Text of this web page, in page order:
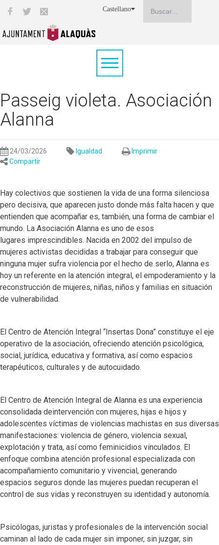
Castellano
Passeig violeta. Asociación
Alanna
24/03/2026 Igualdad
Imprimir
Compartir
Hay colectivos que sostienen la vida de una forma silenciosa
pero decisiva, que aparecen justo donde más falta hacen y que
entienden que acompañar es, también, una forma de cambiar el
mundo. La Asociación Alanna es uno de esos
lugares imprescindibles. Nacida en 2002 del impulso de
mujeres activistas decididas a trabajar para conseguir que
ninguna mujer sufra violencia por el hecho de serlo, Alanna es
hoy un referente en la atención integral, el empoderamiento y la
reconstrucción de mujeres, niñas, niños y familias en situación
de vulnerabilidad.
El Centro de Atención Integral “Insertas Dona” constituye el eje
operativo de la asociación, ofreciendo atención psicológica,
social, jurídica, educativa y formativa, así como espacios
terapéuticos, culturales y de autocuidado.
El Centro de Atención Integral de Alanna es una experiencia
consolidada deintervención con mujeres, hijas e hijos y
adolescentes víctimas de violencias machistas en sus diversas
manifestaciones: violencia de género, violencia sexual,
explotación y trata, así como feminicidios vinculados. El
enfoque combina atención profesional especializada con
acompañamiento comunitario y vivencial, generando
espacios seguros donde las mujeres puedan recuperan el
control de sus vidas y reconstruyen su identidad y autonomía.
Psicólogas, juristas y profesionales de la intervención social
caminan al lado de cada mujer sin imponer, sin juzgar, sin